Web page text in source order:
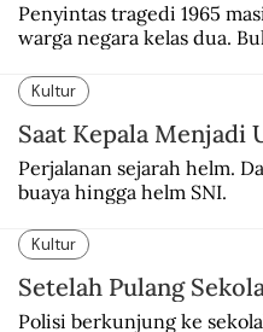
Penyintas tragedi 1965
warga negara kelas dua.
Kultur
Saat Kepala Menjadi
Perjalanan sejarah helm.
buaya hingga helm SNI.
Kultur
Setelah Pulang
Polisi berkunjung ke